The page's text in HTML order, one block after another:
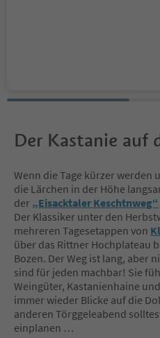
Der Kastanie auf
Wenn die Tage kürzer werden
die Lärchen in der Höhe
der „Eisacktaler Keschtnweg“
Der Klassiker unter den
mehreren Tagesetappen von
über das Rittner Hochplateau
Bozen. Der Weg ist lang, aber
sind für jeden machbar! Sie
Weingüter, Kastanienhaine
immer wieder Blicke auf die
anderen Törggeleabend
einplanen …